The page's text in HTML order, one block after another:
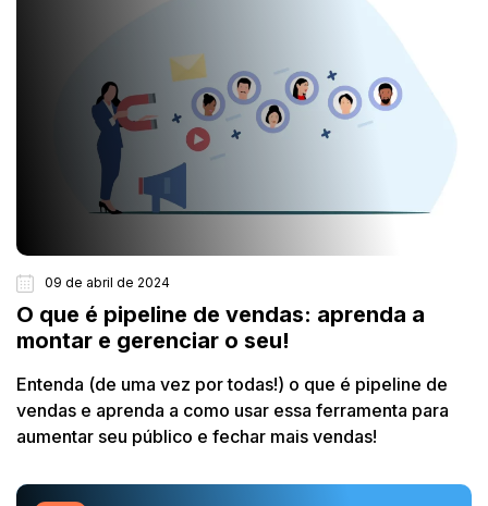
09 de abril de 2024
O que é pipeline de vendas: aprenda a
montar e gerenciar o seu!
Entenda (de uma vez por todas!) o que é pipeline de
vendas e aprenda a como usar essa ferramenta para
aumentar seu público e fechar mais vendas!